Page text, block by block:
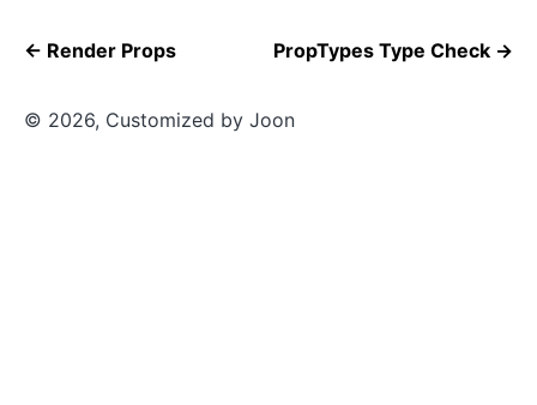
← Render Props PropTypes Type Check →
© 2026, Customized by Joon